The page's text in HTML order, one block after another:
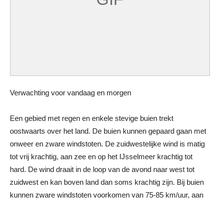
Verwachting voor vandaag en morgen
Een gebied met regen en enkele stevige buien trekt
oostwaarts over het land. De buien kunnen gepaard gaan met
onweer en zware windstoten. De zuidwestelijke wind is matig
tot vrij krachtig, aan zee en op het IJsselmeer krachtig tot
hard. De wind draait in de loop van de avond naar west tot
zuidwest en kan boven land dan soms krachtig zijn. Bij buien
kunnen zware windstoten voorkomen van 75-85 km/uur, aan